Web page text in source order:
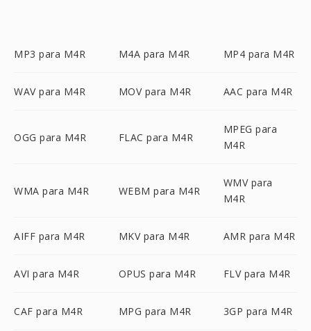
MP3 para M4R M4A para M4R MP4 para M4R
WAV para M4R MOV para M4R AAC para M4R
OGG para M4R FLAC para M4R
MPEG para
M4R
WMA para M4R WEBM para M4R
WMV para
M4R
AIFF para M4R MKV para M4R AMR para M4R
AVI para M4R OPUS para M4R FLV para M4R
CAF para M4R MPG para M4R 3GP para M4R